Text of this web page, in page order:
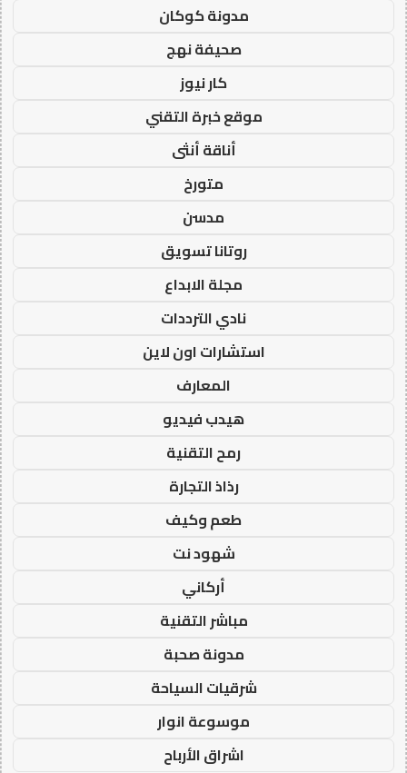
مدونة كوكان
صحيفة نهج
كار نيوز
موقع خبرة التقني
أناقة أنثى
متورخ
مدسن
روتانا تسويق
مجلة الابداع
نادي الترددات
استشارات اون لاين
المعارف
هيدب فيديو
رمح التقنية
رذاذ التجارة
طعم وكيف
شهود نت
أركاني
مباشر التقنية
مدونة صحبة
شرقيات السياحة
موسوعة انوار
اشراق الأرباح